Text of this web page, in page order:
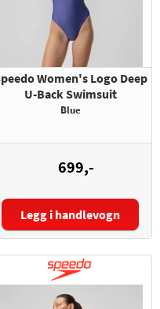
Women's Logo Deep
U-Back Swimsuit
Blue
699,-
Størrelse:
Legg i handlevogn